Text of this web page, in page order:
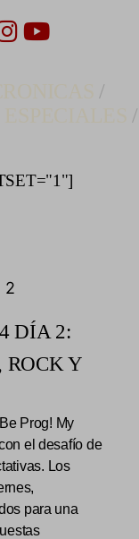
/
/
2
DÍA 2:
ROCK Y
Prog! My
el desafío de
Los
para una